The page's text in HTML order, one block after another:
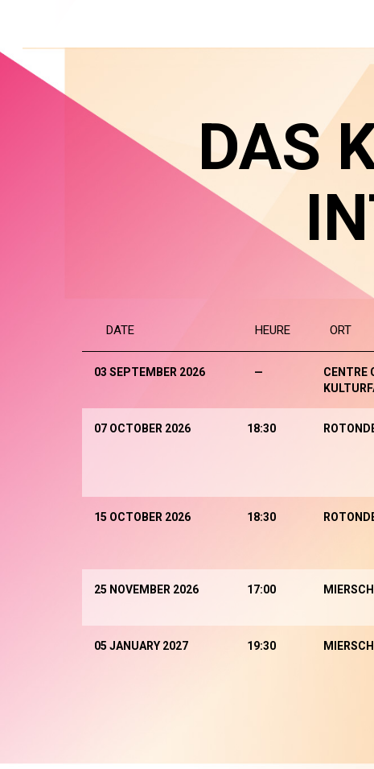
DAS
DATE HEURE ORT
03 SEPTEMBER 2026 —
CENTRE
07 OCTOBER 2026 18:30
15 OCTOBER 2026 18:30
25 NOVEMBER 2026 17:00
05 JANUARY 2027 19:30